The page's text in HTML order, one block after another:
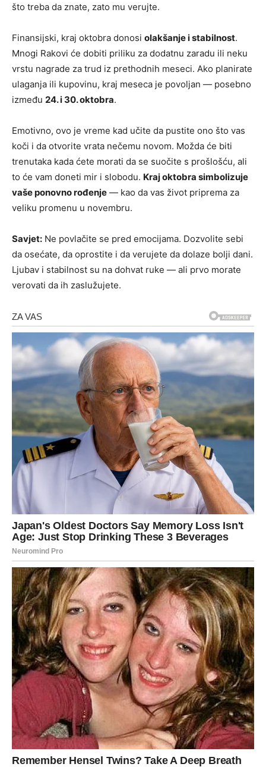
što treba da znate, zato mu verujte.
Finansijski, kraj oktobra donosi olakšanje i stabilnost.
Mnogi Rakovi će dobiti priliku za dodatnu zaradu ili neku
vrstu nagrade za trud iz prethodnih meseci. Ako planirate
ulaganja ili kupovinu, kraj meseca je povoljan — posebno
između 24. i 30. oktobra.
Emotivno, ovo je vreme kad učite da pustite ono što vas
koči i da otvorite vrata nečemu novom. Možda će biti
trenutaka kada ćete morati da se suočite s prošlošću, ali
to će vam doneti mir i slobodu. Kraj oktobra simbolizuje
vaše ponovno rođenje — kao da vas život priprema za
veliku promenu u novembru.
Savjet: Ne povlačite se pred emocijama. Dozvolite sebi
da osećate, da oprostite i da verujete da dolaze bolji dani.
Ljubav i stabilnost su na dohvat ruke — ali prvo morate
verovati da ih zaslužujete.